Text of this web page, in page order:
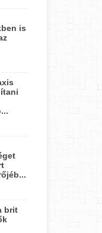
is
brit